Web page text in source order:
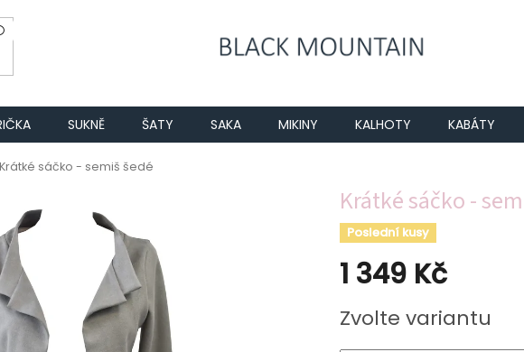
SUKNĚ ŠATY SAKA MIKINY KALHOTY KABÁTY
Krátké sáčko - semiš šedé
Krátké sáčko -
Poslední kusy
1 349 Kč
cena:
Zvolte variantu